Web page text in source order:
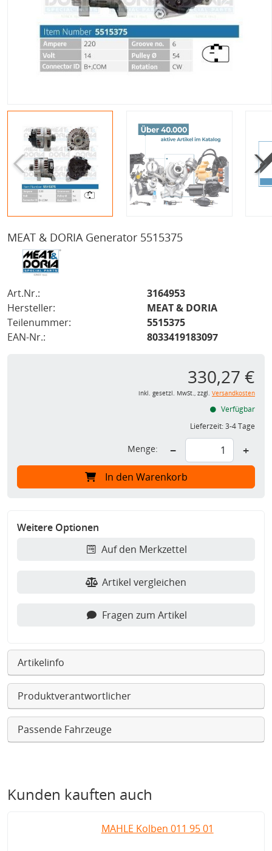
MEAT & DORIA Generator 5515375
Art.Nr.:
3164953
Hersteller:
MEAT & DORIA
Teilenummer:
5515375
EAN-Nr.:
8033419183097
330,27 €
inkl. gesetzl. MwSt., zzgl. Versandkosten
Verfügbar
Lieferzeit:3-4 Tage
Menge: − +
In den Warenkorb
Weitere Optionen
Auf den Merkzettel
Artikel vergleichen
Fragen zum Artikel
Artikelinfo
Produktverantwortlicher
Passende Fahrzeuge
Kunden kauften auch
MAHLE Kolben 011 95 01